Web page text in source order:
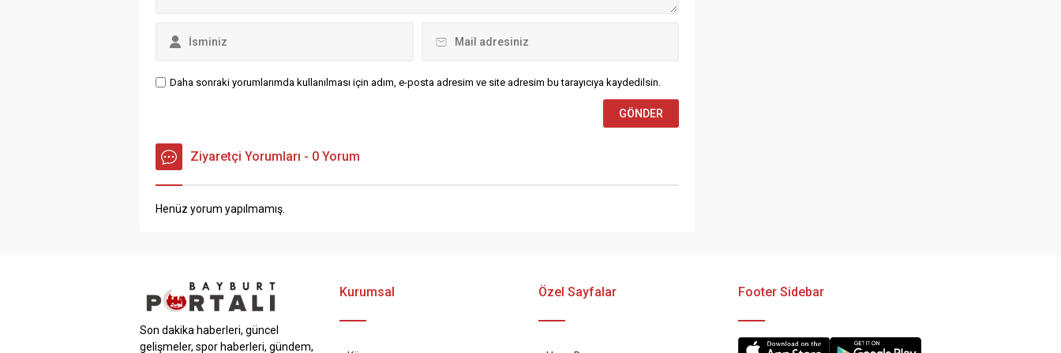
Daha sonraki yorumlarımda kullanılması için adım, e-posta adresim ve site adresim bu tarayıcıya kaydedilsin.
Ziyaretçi Yorumları - 0 Yorum
Henüz yorum yapılmamış.
Son dakika haberleri, güncel
gelişmeler, spor haberleri, gündem,
Kurumsal Özel Sayfalar Footer Sidebar